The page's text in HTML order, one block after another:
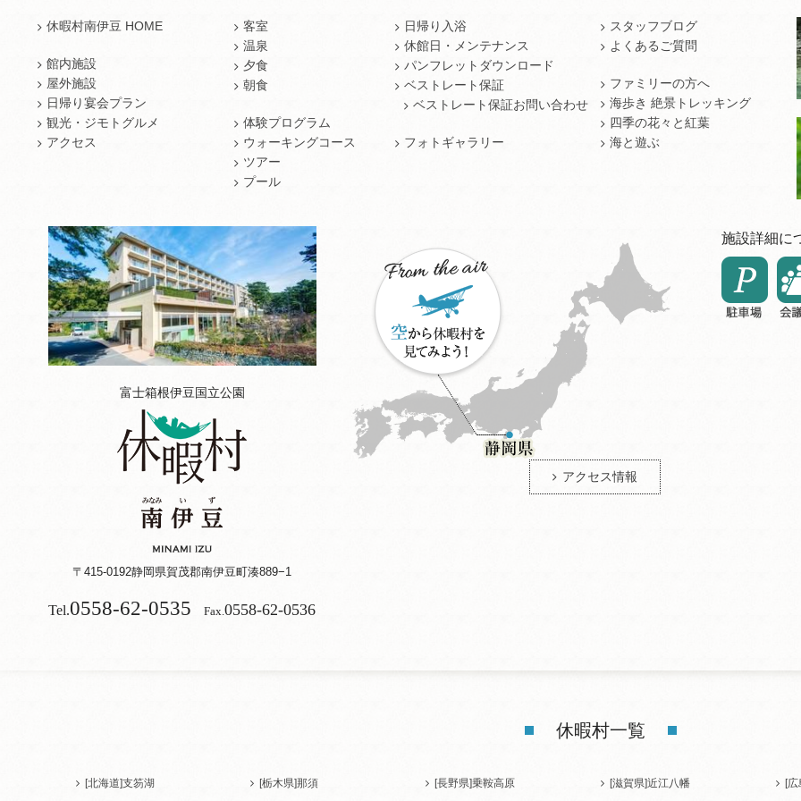
休暇村南伊豆 HOME
館内施設
屋外施設
日帰り宴会プラン
観光・ジモトグルメ
アクセス
客室
温泉
夕食
朝食
体験プログラム
ウォーキングコース
ツアー
プール
日帰り入浴
休館日・メンテナンス
パンフレットダウンロード
ベストレート保証
ベストレート保証お問い合わせ
フォトギャラリー
スタッフブログ
よくあるご質問
ファミリーの方へ
海歩き 絶景トレッキング
四季の花々と紅葉
海と遊ぶ
富士箱根伊豆国立公園
〒415-0192静岡県賀茂郡南伊豆町湊889−1
Tel.0558-62-0535 Fax. 0558-62-0536
アクセス情報
施設詳細に
休暇村一覧
[北海道]支笏湖 [栃木県]那須 [長野県]乗鞍高原 [滋賀県]近江八幡 [広